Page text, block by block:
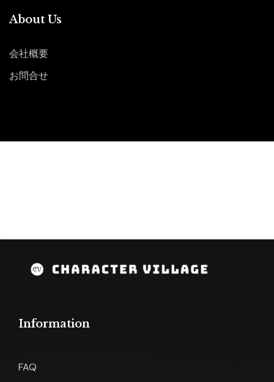
About Us
会社概要
お問合せ
Information
FAQ